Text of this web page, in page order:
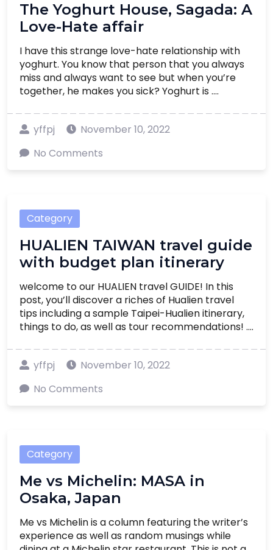
The Yoghurt House, Sagada: A
Love-Hate affair
I have this strange love-hate relationship with
yoghurt. You know that person that you always
miss and always want to see but when you’re
together, he makes you sick? Yoghurt is ....
yffpj
November 10, 2022
No Comments
Category
HUALIEN TAIWAN travel guide
with budget plan itinerary
welcome to our HUALIEN travel GUIDE! In this
post, you’ll discover a riches of Hualien travel
tips including a sample Taipei-Hualien itinerary,
things to do, as well as tour recommendations! ....
yffpj
November 10, 2022
No Comments
Category
Me vs Michelin: MASA in
Osaka, Japan
Me vs Michelin is a column featuring the writer’s
experience as well as random musings while